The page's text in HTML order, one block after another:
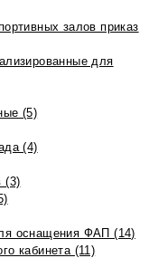
залов приказ
для
(5)
(4)
(3)
оснащения ФАП (14)
кабинета (11)